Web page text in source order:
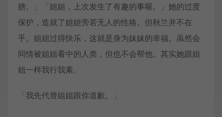
膀。」「姐姐，上次发生了有趣的事喔。」她的过度
保护，造就了姐姐旁若无人的性格。但秋兰并不在
乎。姐姐过得快乐，这就是身为妹妹的幸福。虽然会
同情被姐姐看中的人类，但也不会帮他。其实她跟姐
姐一样我行我素。
「我先代替姐姐跟你道歉。」